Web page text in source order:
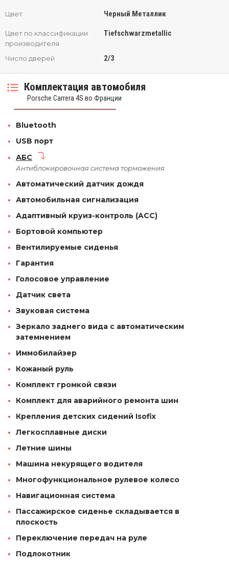
Цвет Черный Металлик
Цвет по классификации
производителя
Tiefschwarzmetallic
Число дверей 2/3
Комплектация автомобиля
Porsche Carrera 4S во Франции
Bluetooth
USB порт
АБС
Антиблокировочная система торможения
Автоматический датчик дождя
Автомобильная сигнализация
Адаптивный круиз-контроль (ACC)
Бортовой компьютер
Вентилируемые сиденья
Гарантия
Голосовое управление
Датчик света
Звуковая система
Зеркало заднего вида с автоматическим
затемнением
Иммобилайзер
Кожаный руль
Комплект громкой связи
Комплект для аварийного ремонта шин
Крепления детских сидений Isofix
Легкосплавные диски
Летние шины
Машина некурящего водителя
Многофункциональное рулевое колесо
Навигационная система
Пассажирское сиденье складывается в
плоскость
Переключение передач на руле
Подлокотник